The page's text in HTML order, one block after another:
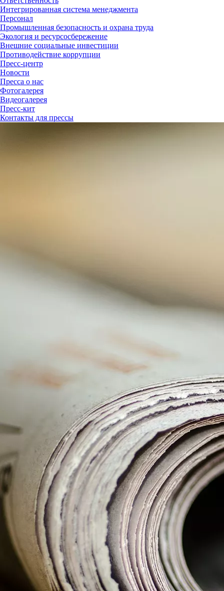
Интегрированная система менеджмента
Персонал
Промышленная безопасность и охрана труда
Экология и ресурсосбережение
Внешние социальные инвестиции
Противодействие коррупции
Пресс-центр
Новости
Пресса о нас
Фотогалерея
Видеогалерея
Пресс-кит
Контакты для прессы